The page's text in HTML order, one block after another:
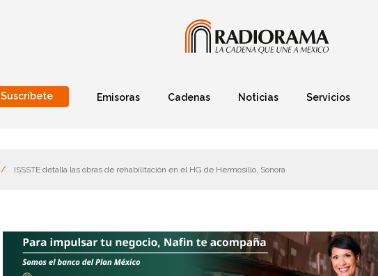
Suscríbete Emisoras Cadenas Noticias Servicios
/ ISSSTE detalla las obras de rehabilitación en el HG de Hermosillo, Sonora